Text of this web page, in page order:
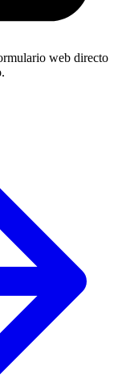
web directo